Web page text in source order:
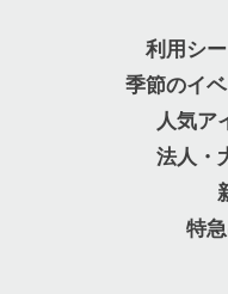
利用シ
季節のイ
人気ア
法人・
特